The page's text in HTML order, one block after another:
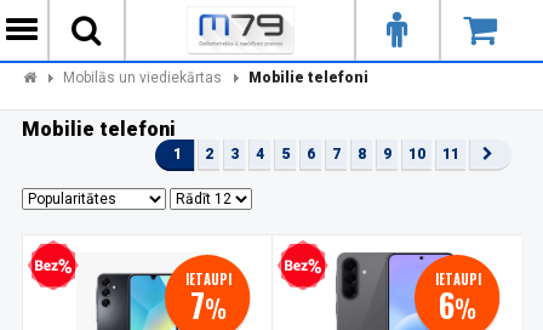
Mobilās un viediekārtas Mobilie telefoni
Mobilie telefoni
1 2 3 4 5 6 7 8 9 10 11
kredīts IETAUPI
7%
Bezprocentu kredīts IETAUPI
6%